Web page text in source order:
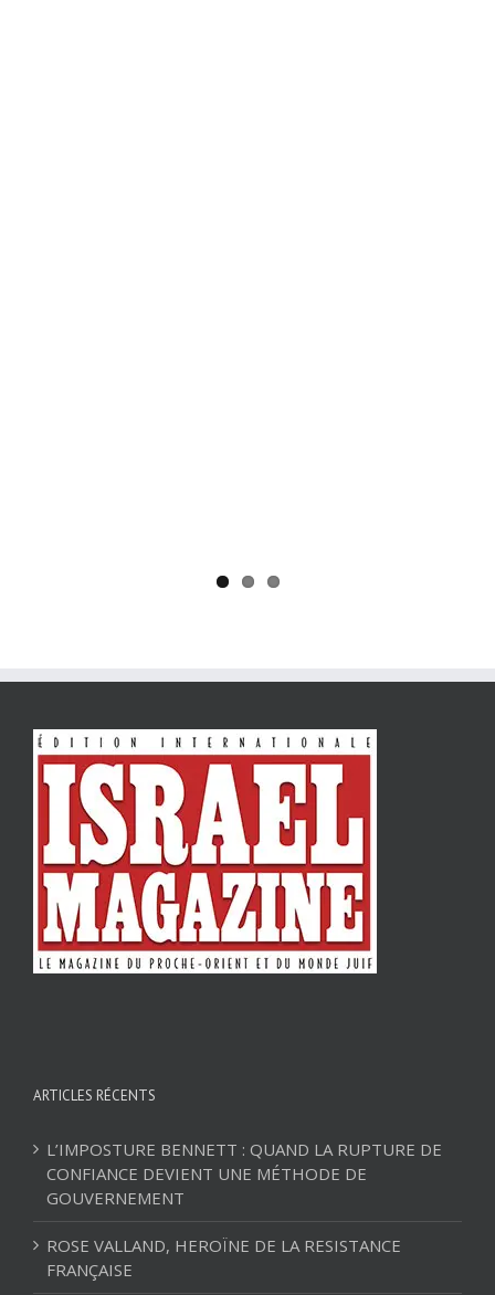
ARTICLES RÉCENTS
L’IMPOSTURE BENNETT : QUAND LA RUPTURE DE
CONFIANCE DEVIENT UNE MÉTHODE DE
GOUVERNEMENT
ROSE VALLAND, HEROÏNE DE LA RESISTANCE
FRANÇAISE